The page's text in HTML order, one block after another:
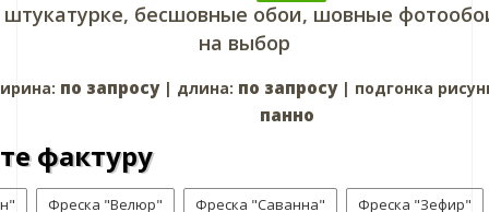
бесшовные обои, шовные
на выбор
по запросу| длина: по запросу| подгонка
панно
фактуру
Фреска "Велюр" Фреска "Саванна" Фреска "Зефир"